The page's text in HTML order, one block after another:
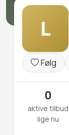
L
Følg
0
aktive tilbud
lige nu